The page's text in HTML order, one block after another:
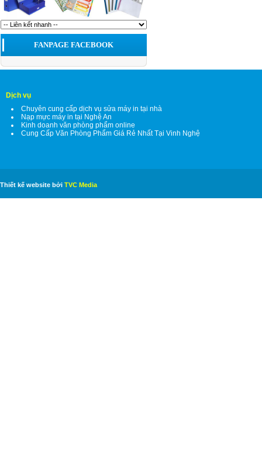
FANPAGE FACEBOOK
Dịch vụ
Chuyên cung cấp dịch vụ sửa máy in tại nhà
Nạp mực máy in tại Nghệ An
Kinh doanh văn phòng phẩm online
Cung Cấp Văn Phòng Phẩm Giá Rẻ Nhất Tại Vinh Nghệ
Thiết kế website bởi TVC Media